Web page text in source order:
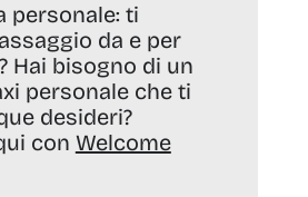
personale: ti
da e per
Hai bisogno di un
personale che ti
desideri?
con Welcome